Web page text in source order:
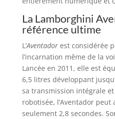
La Lamborghini
référence ultime
L’Aventadorest considérée
l’incarnation même de la
Lancée en 2011, elle est
6,5 litres développant
sa transmission intégrale
robotisée, l’Aventador
seulement 2,8 secondes.